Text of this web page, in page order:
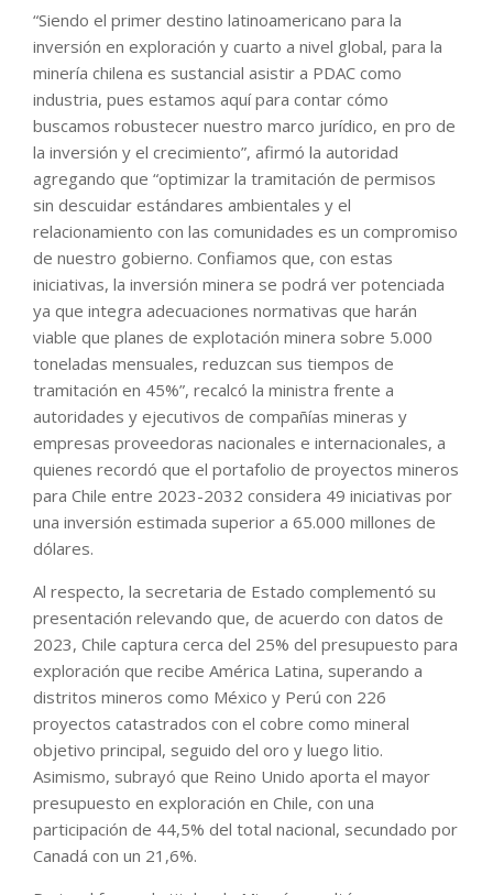
“Siendo el primer destino latinoamericano para la
inversión en exploración y cuarto a nivel global, para la
minería chilena es sustancial asistir a PDAC como
industria, pues estamos aquí para contar cómo
buscamos robustecer nuestro marco jurídico, en pro de
la inversión y el crecimiento”, afirmó la autoridad
agregando que “optimizar la tramitación de permisos
sin descuidar estándares ambientales y el
relacionamiento con las comunidades es un compromiso
de nuestro gobierno. Confiamos que, con estas
iniciativas, la inversión minera se podrá ver potenciada
ya que integra adecuaciones normativas que harán
viable que planes de explotación minera sobre 5.000
toneladas mensuales, reduzcan sus tiempos de
tramitación en 45%”, recalcó la ministra frente a
autoridades y ejecutivos de compañías mineras y
empresas proveedoras nacionales e internacionales, a
quienes recordó que el portafolio de proyectos mineros
para Chile entre 2023-2032 considera 49 iniciativas por
una inversión estimada superior a 65.000 millones de
dólares.
Al respecto, la secretaria de Estado complementó su
presentación relevando que, de acuerdo con datos de
2023, Chile captura cerca del 25% del presupuesto para
exploración que recibe América Latina, superando a
distritos mineros como México y Perú con 226
proyectos catastrados con el cobre como mineral
objetivo principal, seguido del oro y luego litio.
Asimismo, subrayó que Reino Unido aporta el mayor
presupuesto en exploración en Chile, con una
participación de 44,5% del total nacional, secundado por
Canadá con un 21,6%.